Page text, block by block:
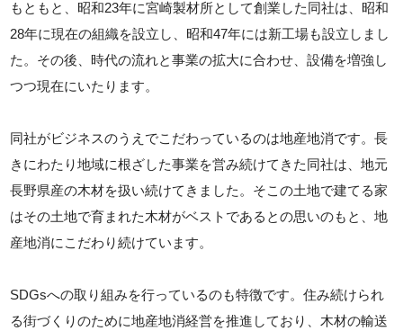
もともと、昭和23年に宮崎製材所として創業した同社は、昭和
28年に現在の組織を設立し、昭和47年には新工場も設立しまし
た。その後、時代の流れと事業の拡大に合わせ、設備を増強し
つつ現在にいたります。
同社がビジネスのうえでこだわっているのは地産地消です。長
きにわたり地域に根ざした事業を営み続けてきた同社は、地元
長野県産の木材を扱い続けてきました。そこの土地で建てる家
はその土地で育まれた木材がベストであるとの思いのもと、地
産地消にこだわり続けています。
SDGsへの取り組みを行っているのも特徴です。住み続けられ
る街づくりのために地産地消経営を推進しており、木材の輸送